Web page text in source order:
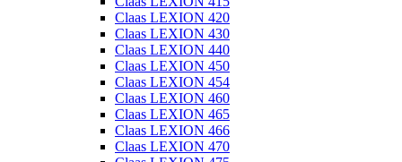
Claas LEXION 420
Claas LEXION 430
Claas LEXION 440
Claas LEXION 450
Claas LEXION 454
Claas LEXION 460
Claas LEXION 465
Claas LEXION 466
Claas LEXION 470